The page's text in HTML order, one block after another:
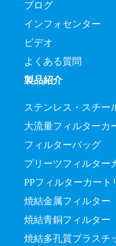
ブログ
インフォセンター
ビデオ
よくある質問
製品紹介
ステンレス・スチー
大流量フィルターカ
フィルターバッグ
プリーツフィルター
PPフィルターカート
焼結金属フィルター
焼結青銅フィルター
焼結多孔質プラスチ